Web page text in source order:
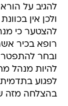
להגיב על
ולכן אין
להצטער כי
רופא בכיר
ובחר להתפטר
להיות מנהל
לפגוע
בהצלחה מזה